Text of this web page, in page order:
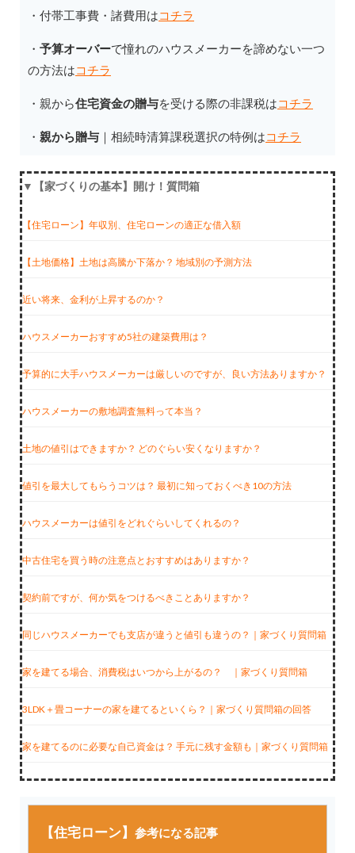
・付帯工事費・諸費用はコチラ
・ 予算オーバーで憧れのハウスメーカーを諦めない一つ
の方法はコチラ
・親から住宅資金の贈与を受ける際の非課税はコチラ
・ 親から贈与 ｜相続時清算課税選択の特例はコチラ
▼【家づくりの基本】開け！質問箱
【住宅ローン】年収別、住宅ローンの適正な借入額
【土地価格】土地は高騰か下落か？ 地域別の予測方法
近い将来、金利が上昇するのか？
ハウスメーカーおすすめ5社の建築費用は？
予算的に大手ハウスメーカーは厳しいのですが、良い方法ありますか？
ハウスメーカーの敷地調査無料って本当？
土地の値引はできますか？ どのぐらい安くなりますか？
値引を最大してもらうコツは？ 最初に知っておくべき10の方法
ハウスメーカーは値引をどれぐらいしてくれるの？
中古住宅を買う時の注意点とおすすめはありますか？
契約前ですが、何か気をつけるべきことありますか？
同じハウスメーカーでも支店が違うと値引も違うの？｜家づくり質問箱
家を建てる場合、消費税はいつから上がるの？ ｜家づくり質問箱
3LDK＋畳コーナーの家を建てるといくら？｜家づくり質問箱の回答
家を建てるのに必要な自己資金は？ 手元に残す金額も｜家づくり質問箱
【住宅ローン】 参考になる記事